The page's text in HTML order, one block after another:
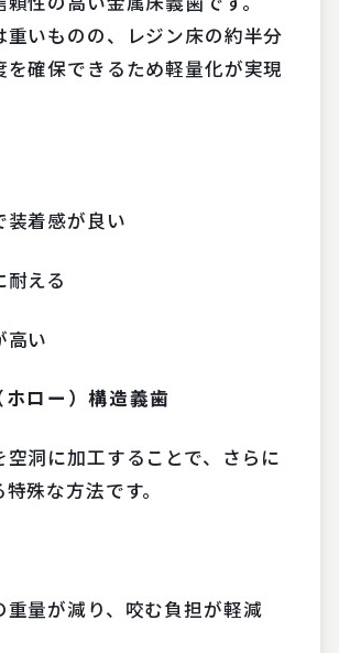
重いものの、レジン床の約半分
を確保できるため軽量化が実現
装着感が良い
耐える
高い
ホロー）構造義歯
空洞に加工することで、さらに
殊な方法です。
重量が減り、咬む負担が軽減